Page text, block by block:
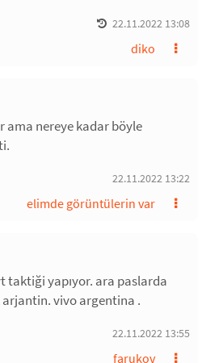
22.11.2022 13:08
diko
nereye kadar böyle
22.11.2022 13:22
elimde görüntülerin var
taktiği yapıyor. ara paslarda
vivo argentina .
22.11.2022 13:55
farukov